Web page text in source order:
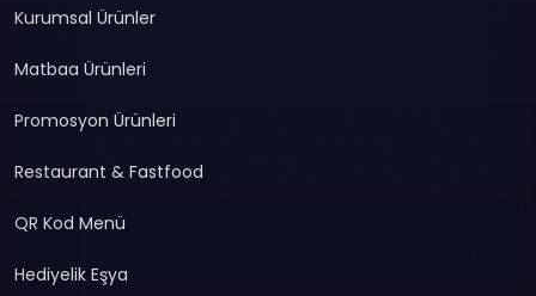
Kurumsal Ürünler
Matbaa Ürünleri
Promosyon Ürünleri
Restaurant & Fastfood
QR Kod Menü
Hediyelik Eşya